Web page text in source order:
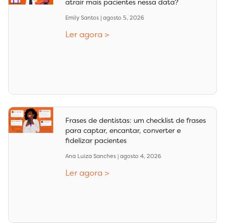
Emily Santos agosto 5, 2026
Ler agora >
Frases de dentistas: um checklist de frases
para captar, encantar, converter e
fidelizar pacientes
Ana Luiza Sanches agosto 4, 2026
Ler agora >